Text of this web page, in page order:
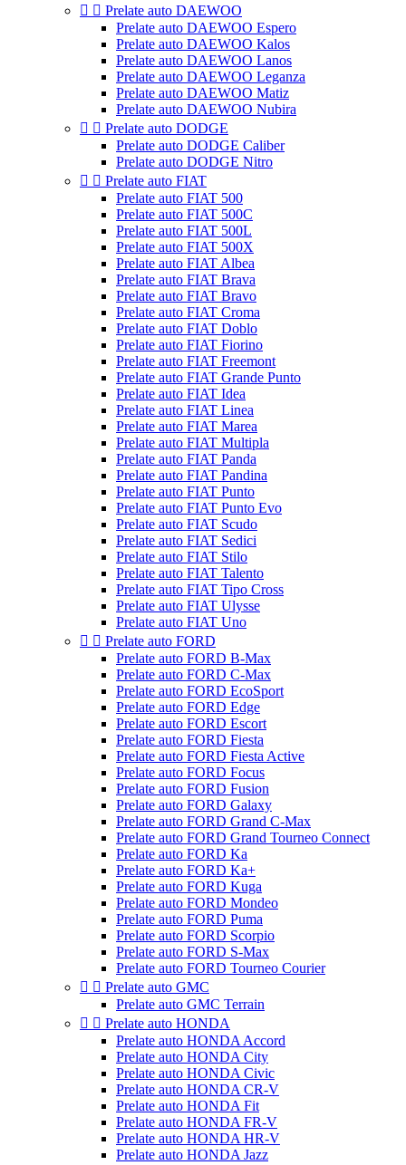
  Prelate auto DAEWOO
Prelate auto DAEWOO Espero
Prelate auto DAEWOO Kalos
Prelate auto DAEWOO Lanos
Prelate auto DAEWOO Leganza
Prelate auto DAEWOO Matiz
Prelate auto DAEWOO Nubira
  Prelate auto DODGE
Prelate auto DODGE Caliber
Prelate auto DODGE Nitro
  Prelate auto FIAT
Prelate auto FIAT 500
Prelate auto FIAT 500C
Prelate auto FIAT 500L
Prelate auto FIAT 500X
Prelate auto FIAT Albea
Prelate auto FIAT Brava
Prelate auto FIAT Bravo
Prelate auto FIAT Croma
Prelate auto FIAT Doblo
Prelate auto FIAT Fiorino
Prelate auto FIAT Freemont
Prelate auto FIAT Grande Punto
Prelate auto FIAT Idea
Prelate auto FIAT Linea
Prelate auto FIAT Marea
Prelate auto FIAT Multipla
Prelate auto FIAT Panda
Prelate auto FIAT Pandina
Prelate auto FIAT Punto
Prelate auto FIAT Punto Evo
Prelate auto FIAT Scudo
Prelate auto FIAT Sedici
Prelate auto FIAT Stilo
Prelate auto FIAT Talento
Prelate auto FIAT Tipo Cross
Prelate auto FIAT Ulysse
Prelate auto FIAT Uno
  Prelate auto FORD
Prelate auto FORD B-Max
Prelate auto FORD C-Max
Prelate auto FORD EcoSport
Prelate auto FORD Edge
Prelate auto FORD Escort
Prelate auto FORD Fiesta
Prelate auto FORD Fiesta Active
Prelate auto FORD Focus
Prelate auto FORD Fusion
Prelate auto FORD Galaxy
Prelate auto FORD Grand C-Max
Prelate auto FORD Grand Tourneo Connect
Prelate auto FORD Ka
Prelate auto FORD Ka+
Prelate auto FORD Kuga
Prelate auto FORD Mondeo
Prelate auto FORD Puma
Prelate auto FORD Scorpio
Prelate auto FORD S-Max
Prelate auto FORD Tourneo Courier
  Prelate auto GMC
Prelate auto GMC Terrain
  Prelate auto HONDA
Prelate auto HONDA Accord
Prelate auto HONDA City
Prelate auto HONDA Civic
Prelate auto HONDA CR-V
Prelate auto HONDA Fit
Prelate auto HONDA FR-V
Prelate auto HONDA HR-V
Prelate auto HONDA Jazz